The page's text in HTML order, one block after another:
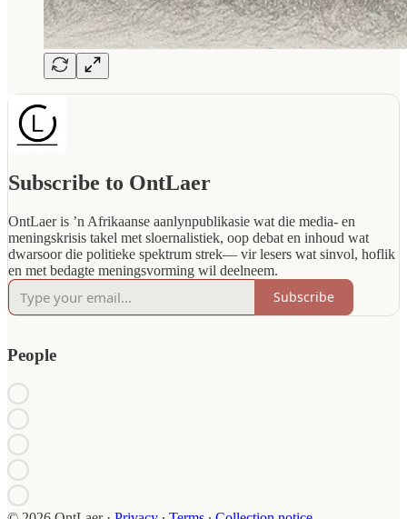
Subscribe to OntLaer
OntLaer is ’n Afrikaanse aanlynpublikasie wat die media- en
meningskrisis takel met sloernalistiek, oop debat en inhoud wat
dwarsoor die politieke spektrum strek— vir lesers wat sinvol, hoflik
en met bedagte meningsvorming wil deelneem.
Subscribe
People